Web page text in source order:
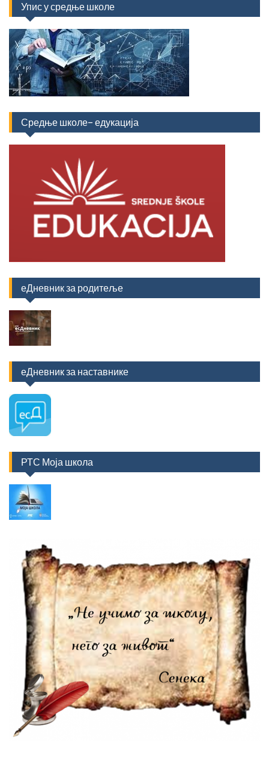
Упис у средње школе
Средње школе- едукација
еДневник за родитеље
еДневник за наставнике
РТС Моја школа